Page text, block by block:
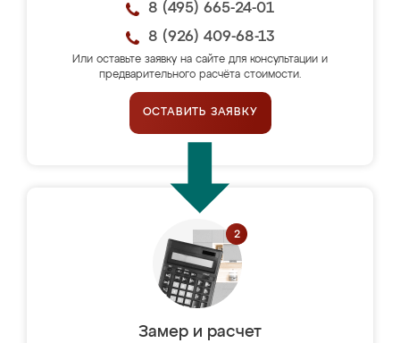
8 (495) 665-24-01
8 (926) 409-68-13
Или оставьте заявку на сайте для консультации и
предварительного расчёта стоимости.
ОСТАВИТЬ ЗАЯВКУ
Замер и расчет